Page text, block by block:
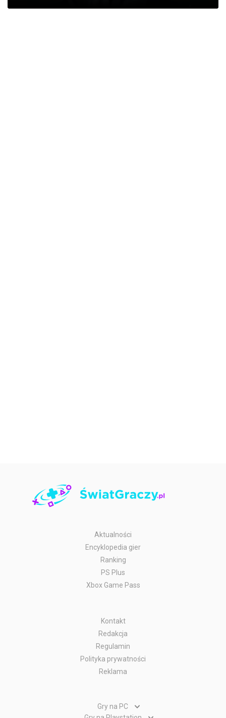
Aktualności
Encyklopedia gier
Ranking
PS Plus
Xbox Game Pass
Kontakt
Redakcja
Regulamin
Polityka prywatności
Reklama
Gry na PC